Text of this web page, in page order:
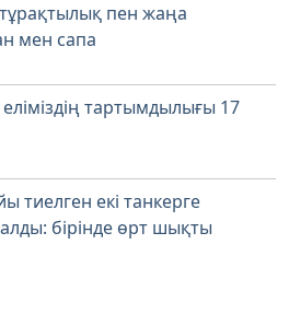
пен жаңа
мен сапа
тартымдылығы 17
тиелген екі танкерге
бірінде өрт шықты